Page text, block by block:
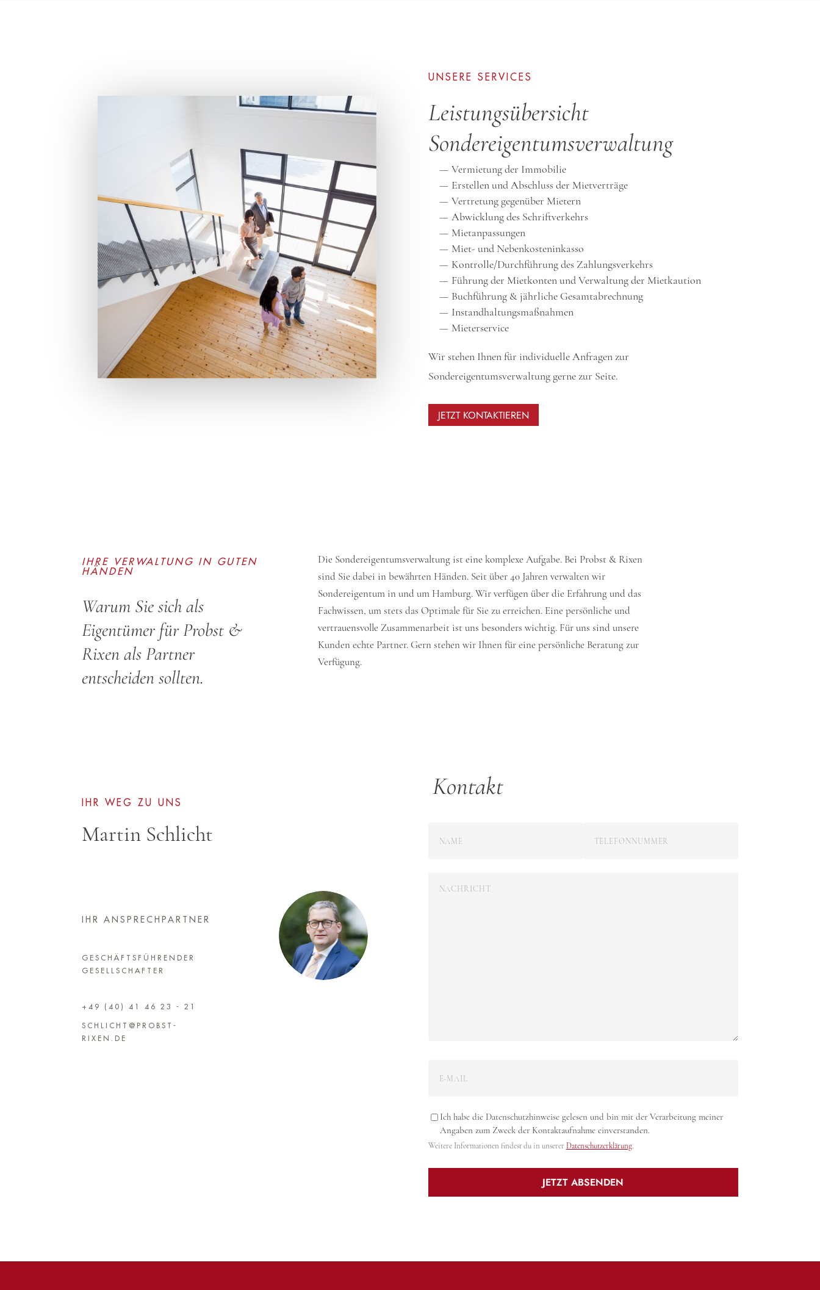
UNSERE SERVICES
Leistungsübersicht
Sondereigentumsverwaltung
Vermietung der Immobilie
Erstellen und Abschluss der Mietverträge
Vertretung gegenüber Mietern
Abwicklung des Schriftverkehrs
Mietanpassungen
Miet- und Nebenkosteninkasso
Kontrolle/Durchführung des Zahlungsverkehrs
Führung der Mietkonten und Verwaltung der Mietkaution
Buchführung & jährliche Gesamtabrechnung
Instandhaltungsmaßnahmen
Mieterservice
Wir stehen Ihnen für individuelle Anfragen zur
Sondereigentumsverwaltung gerne zur Seite.
JETZT KONTAKTIEREN
IHRE VERWALTUNG IN GUTEN
HÄNDEN
Warum Sie sich als
Eigentümer für Probst &
Rixen als Partner
entscheiden sollten.
Die Sondereigentumsverwaltung ist eine komplexe Aufgabe. Bei Probst & Rixen
sind Sie dabei in bewährten Händen. Seit über 40 Jahren verwalten wir
Sondereigentum in und um Hamburg. Wir verfügen über die Erfahrung und das
Fachwissen, um stets das Optimale für Sie zu erreichen. Eine persönliche und
vertrauensvolle Zusammenarbeit ist uns besonders wichtig. Für uns sind unsere
Kunden echte Partner. Gern stehen wir Ihnen für eine persönliche Beratung zur
Verfügung.
IHR WEG ZU UNS
Martin Schlicht
IHR ANSPRECHPARTNER
GESCHÄFTSFÜHRENDER
GESELLSCHAFTER
+49 (40) 41 46 23 - 21
SCHLICHT@PROBST-
RIXEN.DE
Kontakt
Ich habe die Datenschutzhinweise gelesen und bin mit der Verarbeitung meiner
Angaben zum Zweck der Kontaktaufnahme einverstanden.
Weitere Informationen findest du in unsererDatenschutzerklärung.
JETZT ABSENDEN